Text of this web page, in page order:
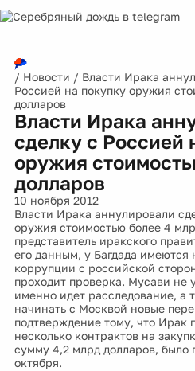
/ Новости / Власти Ирака
Россией на покупку оружия
долларов
Власти Ирака
сделку с Россией
оружия
долларов
10 ноября 2012
Власти Ирака аннулировали
оружия стоимостью более 4
представитель иракского
его данным, у Багдада имеются
коррупции с российской
проходит проверка. Мусави не
именно идет расследование, а
начинать с Москвой новые
подтверждение тому, что Ирак
несколько контрактов на
сумму 4,2 млрд долларов, было
октября.